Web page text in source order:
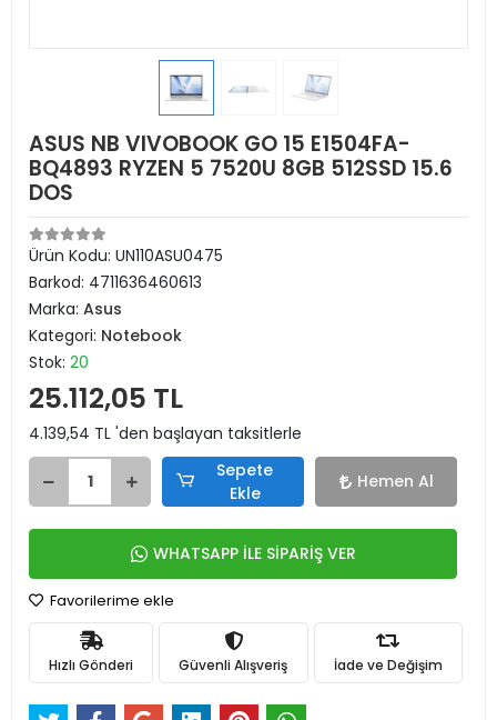
ASUS NB VIVOBOOK GO 15 E1504FA-
BQ4893 RYZEN 5 7520U 8GB 512SSD 15.6
DOS
Ürün Kodu: UN110ASU0475
Barkod: 4711636460613
Marka: Asus
Kategori: Notebook
Stok: 20
25.112,05 TL
4.139,54 TL 'den başlayan taksitlerle
Sepete
Ekle
Hemen Al
WHATSAPP İLE SİPARİŞ VER
Favorilerime ekle
Hızlı Gönderi Güvenli Alışveriş İade ve Değişim